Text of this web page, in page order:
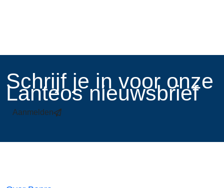
​Schrijf je in voor onze
Lanteos nieuwsbrief
Aanmelden